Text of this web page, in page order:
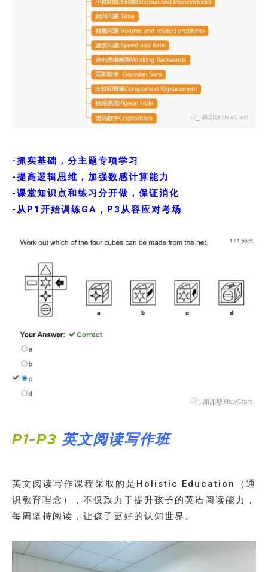
-抓实基础，分主题专项学习
-提高逻辑思维，加强数感计算能力
-课堂知识点和练习分开做，保证消化
-从P1开始训练GA，P3从容应对考场
P1-P3 英文阅读写作班
英文阅读写作课程采取的是Holistic Education（通
识教育理念），不仅致力于提升孩子的英语阅读能力，
每周坚持阅读，让孩子更好的认知世界。